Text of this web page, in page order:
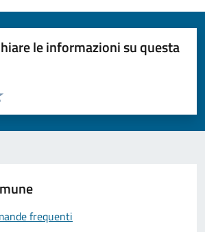
le informazioni su questa
pagina
5 stelle su 5
stelle su 5
su 5
su 5
frequenti